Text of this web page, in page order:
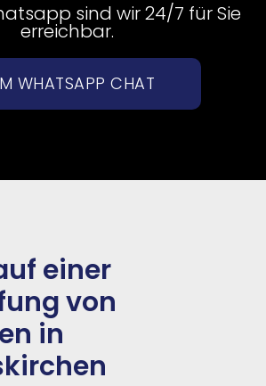
sind wir 24/7 für Sie
erreichbar.
WHATSAPP CHAT
einer
von
in